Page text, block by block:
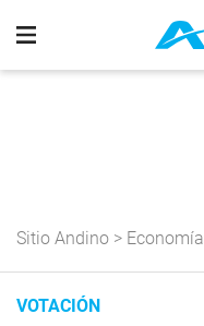
Sitio Andino > Economía
VOTACIÓN